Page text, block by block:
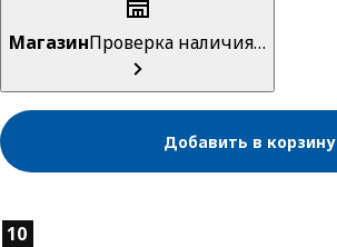
МагазинПроверка наличия…
Добавить в корзину
Характеристики товара
10